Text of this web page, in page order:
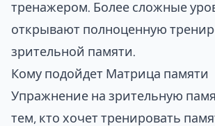
тренажером. Более сложные
открывают полноценную
зрительной памяти.
Кому подойдет Матрица памяти
Упражнение на зрительную
тем, кто хочет тренировать